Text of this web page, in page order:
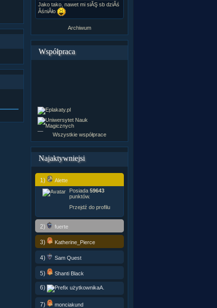
Jako tako, nawet mi siĂŞ sb dziÂś
ÂśniÂło
Archiwum
Współpraca
Wszystkie współprace
Najaktywniejsi
1)
Alette
Posiada 59643
punktów.
Przejdź do profilu
2) fuerte
3) Katherine_Pierce
4) Sam Quest
5) Shanti Black
6) A.
7) monciakund